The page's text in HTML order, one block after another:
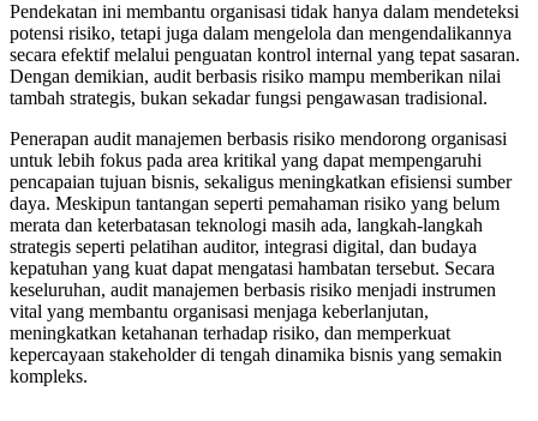
Pendekatan ini membantu organisasi tidak hanya dalam mendeteksi
potensi risiko, tetapi juga dalam mengelola dan mengendalikannya
secara efektif melalui penguatan kontrol internal yang tepat sasaran.
Dengan demikian, audit berbasis risiko mampu memberikan nilai
tambah strategis, bukan sekadar fungsi pengawasan tradisional.
Penerapan audit manajemen berbasis risiko mendorong organisasi
untuk lebih fokus pada area kritikal yang dapat mempengaruhi
pencapaian tujuan bisnis, sekaligus meningkatkan efisiensi sumber
daya. Meskipun tantangan seperti pemahaman risiko yang belum
merata dan keterbatasan teknologi masih ada, langkah-langkah
strategis seperti pelatihan auditor, integrasi digital, dan budaya
kepatuhan yang kuat dapat mengatasi hambatan tersebut. Secara
keseluruhan, audit manajemen berbasis risiko menjadi instrumen
vital yang membantu organisasi menjaga keberlanjutan,
meningkatkan ketahanan terhadap risiko, dan memperkuat
kepercayaan stakeholder di tengah dinamika bisnis yang semakin
kompleks.